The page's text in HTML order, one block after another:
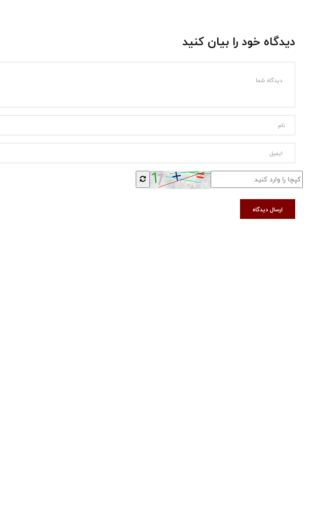
دیدگاه خود را بیان کنید
ارسال دیدگاه